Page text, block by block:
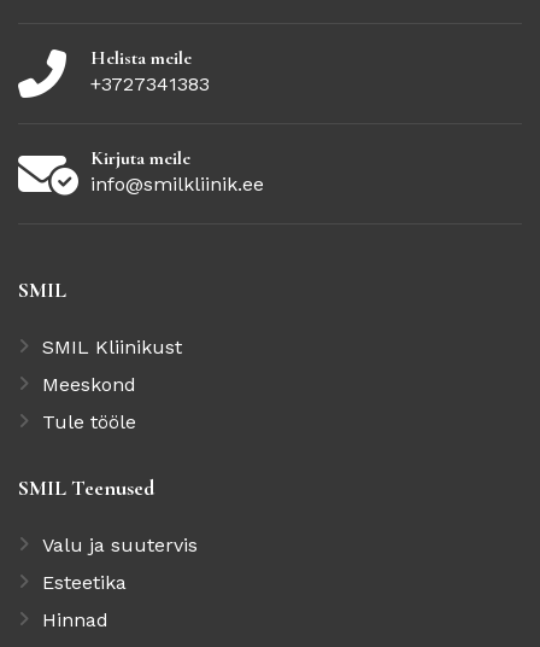
Helista meile
+3727341383
Kirjuta meile
info@smilkliinik.ee
SMIL
SMIL Kliinikust
Meeskond
Tule tööle
SMILTeenused
Valu ja suutervis
Esteetika
Hinnad